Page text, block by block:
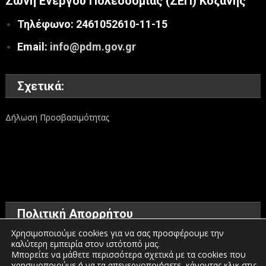
Τηλέφωνο: 2461052610-11-15
Email: info@pdm.gov.gr
Σχετικά:
Δήλωση Προσβασιμότητας
Πολιτική Απορρήτου
Όροι χρήσης
Χρησιμοποιούμε cookies για να σας προσφέρουμε την
καλύτερη εμπειρία στον ιστότοπό μας.
Μπορείτε να μάθετε περισσότερα σχετικά με τα cookies που